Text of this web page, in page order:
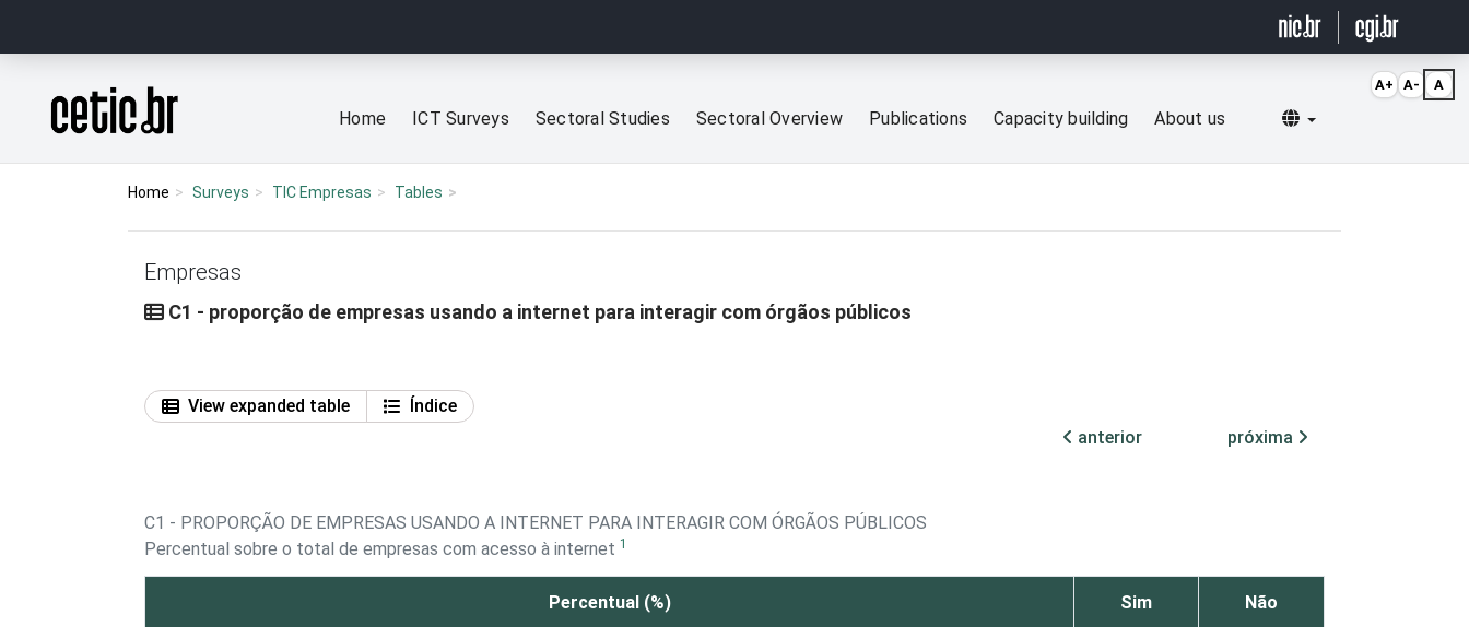
Página inicial
Home ICT Surveys Sectoral Studies Sectoral Overview Publications Capacity building About us Selecionar idioma
Home Surveys TIC Empresas Tables
Empresas
C1 - proporção de empresas usando a internet para interagir com órgãos públicos
View expanded table
Índice
anterior
próxima
C1 - PROPORÇÃO DE EMPRESAS USANDO A INTERNET PARA INTERAGIR COM ÓRGÃOS PÚBLICOS
Percentual sobre o total de empresas com acesso à internet 1
Percentual (%) Sim Não
A+ A- A